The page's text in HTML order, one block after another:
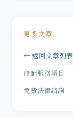
更多文章
← 返回文章列表
律師服務項目
免費法律諮詢